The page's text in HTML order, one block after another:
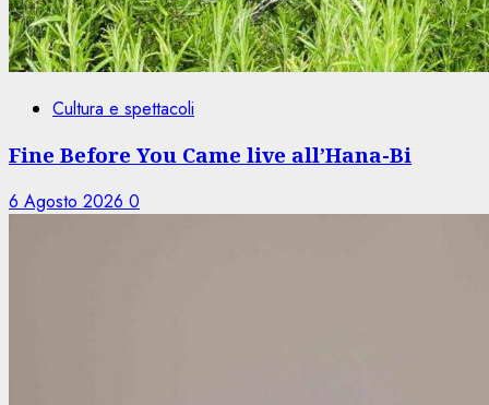
Cultura e spettacoli
Fine Before You Came live all’Hana-Bi
6 Agosto 2026 0